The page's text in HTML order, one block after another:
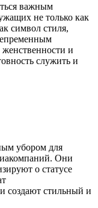
важным
не только как
символ стиля,
женственности и
служить и
убором для
Они
о статусе
создают стильный и